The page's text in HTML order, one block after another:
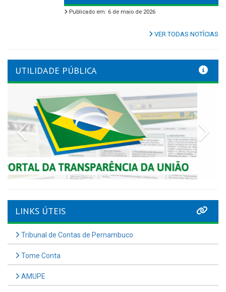
Publicado em: 6 de maio de 2026
VER TODAS NOTÍCIAS
UTILIDADE PÚBLICA
Previous
LINKS ÚTEIS
Tribunal de Contas de Pernambuco
Tome Conta
AMUPE